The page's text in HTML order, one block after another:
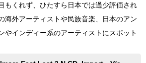
もくれず、ひたすら日本では過少評価され
海外アーティストや民族音楽、日本のアン
やインディー系のアーティストにスポット